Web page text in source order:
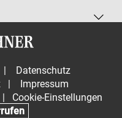
|
Datenschutz
|
Impressum
|
Cookie-Einstellungen